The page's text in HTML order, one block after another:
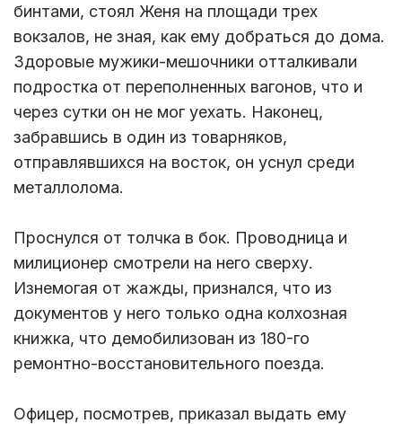
бинтами, стоял Женя на площади трех
вокзалов, не зная, как ему добраться до дома.
Здоровые мужики-мешочники отталкивали
подростка от переполненных вагонов, что и
через сутки он не мог уехать. Наконец,
забравшись в один из товарняков,
отправлявшихся на восток, он уснул среди
металлолома.
Проснулся от толчка в бок. Проводница и
милиционер смотрели на него сверху.
Изнемогая от жажды, признался, что из
документов у него только одна колхозная
книжка, что демобилизован из 180-го
ремонтно-восстановительного поезда.
Офицер, посмотрев, приказал выдать ему